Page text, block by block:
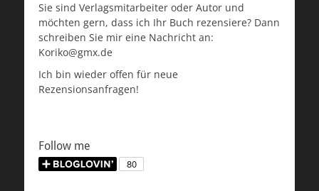
Sie sind Verlagsmitarbeiter oder Autor und
möchten gern, dass ich Ihr Buch rezensiere? Dann
schreiben Sie mir eine Nachricht an:
Koriko@gmx.de
Ich bin wieder offen für neue
Rezensionsanfragen!
Follow me